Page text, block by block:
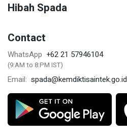
Hibah Spada
Contact
WhatsApp +62 21 57946104
(9:AM to 8:PM IST)
Email: spada@kemdiktisaintek.go.id